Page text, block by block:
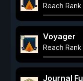
Reach Rank
Voyager
Reach
Journal